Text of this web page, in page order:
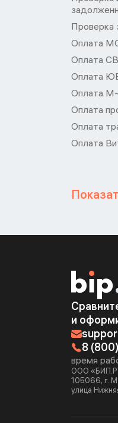
Оплата
Оплата
Оплата
Оплата
Оплата
Оплата
Оплата
и
8
время
ООО
105066, г.
улица